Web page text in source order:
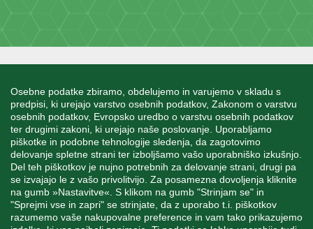
Osebne podatke zbiramo, obdelujemo in varujemo v skladu s
predpisi, ki urejajo varstvo osebnih podatkov, Zakonom o varstvu
osebnih podatkov, Evropsko uredbo o varstvu osebnih podatkov
ter drugimi zakoni, ki urejajo naše poslovanje. Uporabljamo
piškotke in podobne tehnologije sledenja, da zagotovimo
delovanje spletne strani ter izboljšamo vašo uporabniško izkušnjo.
Del teh piškotkov je nujno potrebnih za delovanje strani, drugi pa
se izvajajo le z vašo privolitvijo. Za posamezna dovoljenja kliknite
na gumb »Nastavitve«. S klikom na gumb "Strinjam se" in
"Sprejmi vse in zapri" se strinjate, da z uporabo t.i. piškotkov
razumemo vaše nakupovalne preference in vam tako prikazujemo
MOJ RAČUN
STORITEV ZA STRANKE
SPREMLJAJTE NAS